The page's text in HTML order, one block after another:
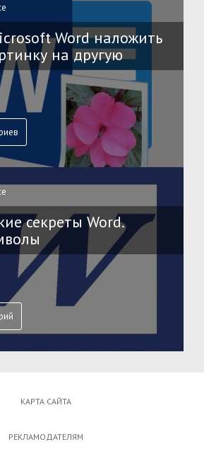
Word наложить
на другую
секреты Word.
КАРТА САЙТА
РЕКЛАМОДАТЕЛЯМ